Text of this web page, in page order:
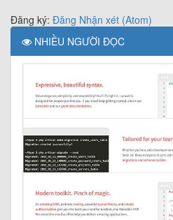
Đăng ký: Đăng Nhận xét (Atom)
NHIỀU NGƯỜI ĐỌC